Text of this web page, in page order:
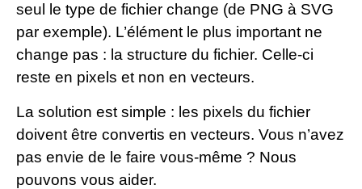
seul le type de fichier change (de PNG à SVG
par exemple). L’élément le plus important ne
change pas : la structure du fichier. Celle-ci
reste en pixels et non en vecteurs.
La solution est simple : les pixels du fichier
doivent être convertis en vecteurs. Vous n’avez
pas envie de le faire vous-même ? Nous
pouvons vous aider.